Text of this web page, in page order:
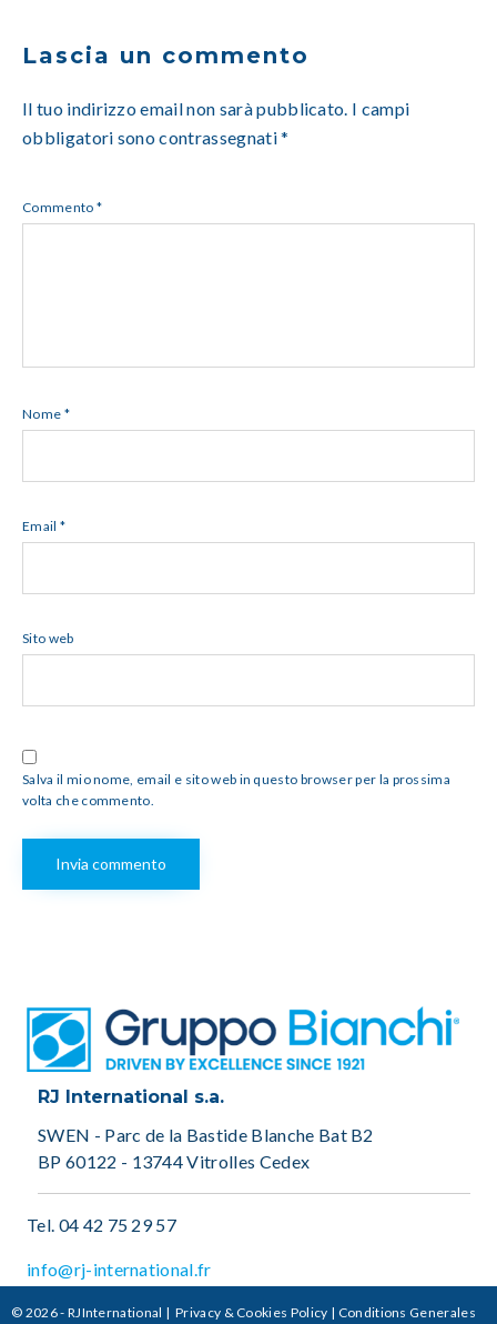
Lascia un commento
Il tuo indirizzo email non sarà pubblicato. I campi
obbligatori sono contrassegnati*
Commento *
Nome *
Email *
Sito web
Salva il mio nome, email e sito web in questo browser per la prossima
volta che commento.
RJ International s.a.
SWEN - Parc de la Bastide Blanche Bat B2
BP 60122 - 13744 Vitrolles Cedex
Tel. 04 42 75 29 57
info@rj-international.fr
© 2026 - RJInternational | Privacy & Cookies Policy | Conditions Generales